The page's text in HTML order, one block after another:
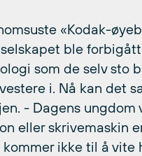
«Kodak-
ble
som de selv sto
i. Nå kan det
- Dagens ungdom
eller skrivemaskin
ikke til å vite